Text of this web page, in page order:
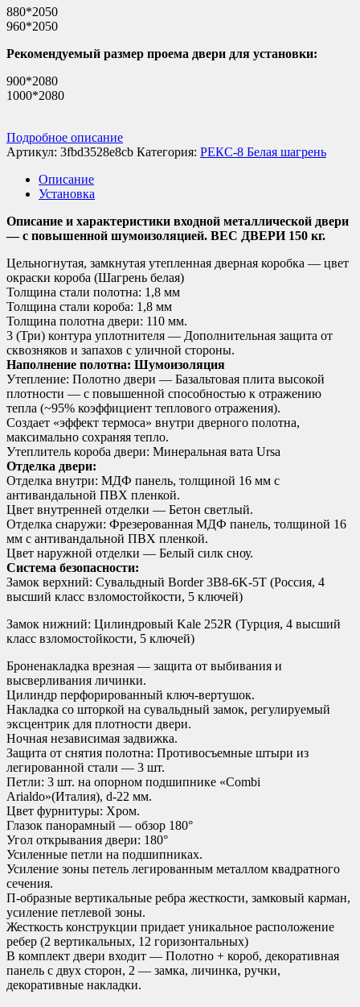
880*2050
960*2050
Рекомендуемый размер проема двери для установки:
900*2080
1000*2080
Подробное описание
Артикул: 3fbd3528e8cb Категория: РЕКС-8 Белая шагрень
Описание
Установка
Описание и характеристики входной металлической двери
— с повышенной шумоизоляцией. ВЕС ДВЕРИ 150 кг.
Цельногнутая, замкнутая утепленная дверная коробка — цвет
окраски короба (Шагрень белая)
Толщина стали полотна: 1,8 мм
Толщина стали короба: 1,8 мм
Толщина полотна двери: 110 мм.
3 (Три) контура уплотнителя — Дополнительная защита от
сквозняков и запахов с уличной стороны.
Наполнение полотна: Шумоизоляция
Утепление: Полотно двери — Базальтовая плита высокой
плотности — с повышенной способностью к отражению
тепла (~95% коэффициент теплового отражения).
Создает «эффект термоса» внутри дверного полотна,
максимально сохраняя тепло.
Утеплитель короба двери: Минеральная вата Ursa
Отделка двери:
Отделка внутри: МДФ панель, толщиной 16 мм с
антивандальной ПВХ пленкой.
Цвет внутренней отделки — Бетон светлый.
Отделка снаружи: Фрезерованная МДФ панель, толщиной 16
мм с антивандальной ПВХ пленкой.
Цвет наружной отделки — Белый силк сноу.
Система безопасности:
Замок верхний: Сувальдный Border 3B8-6K-5Т (Россия, 4
высший класс взломостойкости, 5 ключей)
Замок нижний: Цилиндровый Kale 252R (Турция, 4 высший
класс взломостойкости, 5 ключей)
Броненакладка врезная — защита от выбивания и
высверливания личинки.
Цилиндр перфорированный ключ-вертушок.
Накладка со шторкой на сувальдный замок, регулируемый
эксцентрик для плотности двери.
Ночная независимая задвижка.
Защита от снятия полотна: Противосъемные штыри из
легированной стали — 3 шт.
Петли: 3 шт. на опорном подшипнике «Combi
Arialdo»(Италия), d-22 мм.
Цвет фурнитуры: Хром.
Глазок панорамный — обзор 180°
Угол открывания двери: 180°
Усиленные петли на подшипниках.
Усиление зоны петель легированным металлом квадратного
сечения.
П-образные вертикальные ребра жесткости, замковый карман,
усиление петлевой зоны.
Жесткость конструкции придает уникальное расположение
ребер (2 вертикальных, 12 горизонтальных)
В комплект двери входит — Полотно + короб, декоративная
панель с двух сторон, 2 — замка, личинка, ручки,
декоративные накладки.